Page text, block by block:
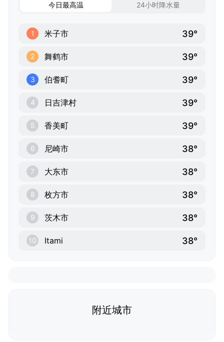
今日最高温 24小时降水量
1 米子市 39°
2 舞鹤市 39°
3 伯耆町 39°
4 日吉津村 39°
5 香美町 39°
6 尼崎市 38°
7 大东市 38°
8 枚方市 38°
9 茨木市 38°
10 Itami 38°
附近城市